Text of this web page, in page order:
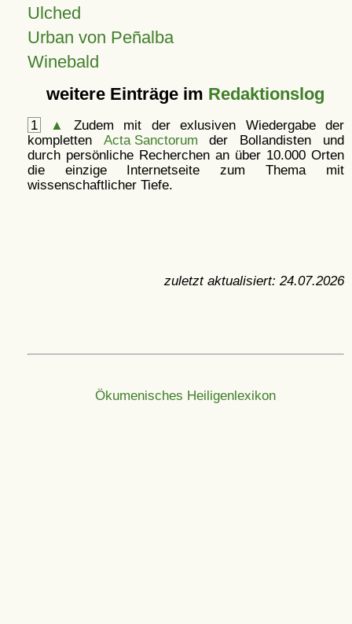
Ulched
Urban von Peñalba
Winebald
weitere Einträge im Redaktionslog
1 ▲
Zudem mit der exlusiven Wiedergabe der
kompletten Acta Sanctorum der Bollandisten und
durch persönliche Recherchen an über 10.000 Orten
die einzige Internetseite zum Thema mit
wissenschaftlicher Tiefe.
zuletzt aktualisiert: 24.07.2026
Ökumenisches Heiligenlexikon